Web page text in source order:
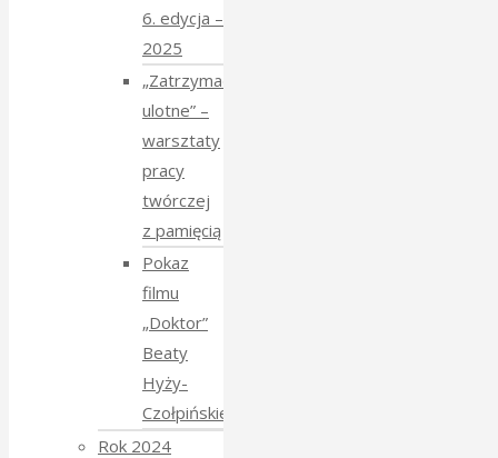
6. edycja –
2025
„Zatrzymać
ulotne” –
warsztaty
pracy
twórczej
z pamięcią
Pokaz
filmu
„Doktor”
Beaty
Hyży-
Czołpińskiej
Rok 2024